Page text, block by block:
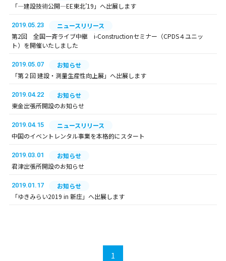
「―建設技術公開―EE東北’19」へ出展します
2019.05.23
ニュースリリース
第2回 全国一斉ライブ中継 i-Constructionセミナー（CPDS４ユニッ
ト）を開催いたしました
2019.05.07
お知らせ
「第２回 建設・測量生産性向上展」へ出展します
2019.04.22
お知らせ
東金出張所開設のお知らせ
2019.04.15
ニュースリリース
中国のイベントレンタル事業を本格的にスタート
2019.03.01
お知らせ
君津出張所開設のお知らせ
2019.01.17
お知らせ
「ゆきみらい2019 in 新庄」へ出展します
1